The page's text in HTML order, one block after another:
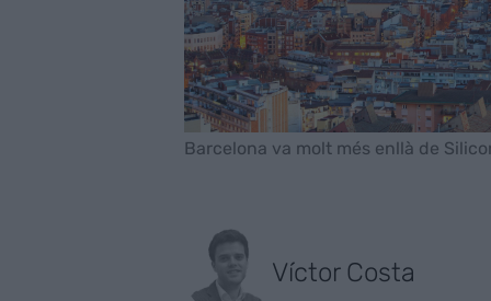
Barcelona va molt més enllà de
Víctor Costa